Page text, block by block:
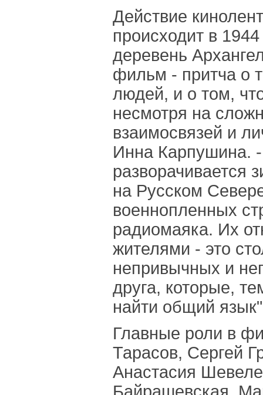
Действие
происходит в
деревень
фильм - притча о
людей, и о том,
несмотря на
взаимосвязей и
Инна Карпушина. -
разворачивается
на Русском
военнопленных
радиомаяка. Их
жителями - это
непривычных и
друга, которые,
найти общий
Главные роли в
Тарасов, Сергей
Анастасия